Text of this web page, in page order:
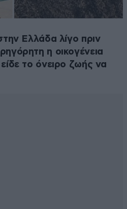
Ελλάδα λίγο πριν
η οικογένεια
το όνειρο ζωής να